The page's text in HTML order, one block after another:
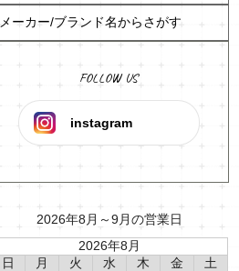
メーカー/ブランド名からさがす
FOLLOW US
instagram
2026年8月～9月の営業日
2026年8月
日
月 火 水 木 金
土